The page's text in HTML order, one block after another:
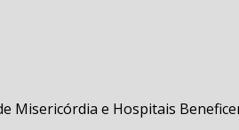
Misericórdia e Hospitais